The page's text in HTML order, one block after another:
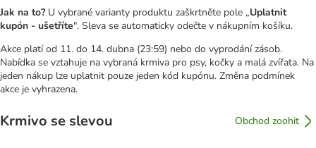
Jak na to?U vybrané varianty produktu zaškrtněte pole „Uplatnit
kupón - ušetříte". Sleva se automaticky odečte v nákupním košíku.
Akce platí od 11. do 14. dubna (23:59) nebo do vyprodání zásob.
Nabídka se vztahuje na vybraná krmiva pro psy, kočky a malá zvířata. Na
jeden nákup lze uplatnit pouze jeden kód kupónu. Změna podmínek
akce je vyhrazena.
Krmivo se slevou Obchod zoohit